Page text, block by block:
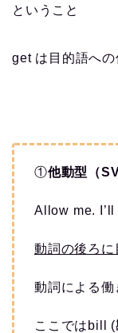
ということ
get は目的語へ
①他動型（
Allow me. I’ll
動詞の後ろに
動詞による
ここではbill